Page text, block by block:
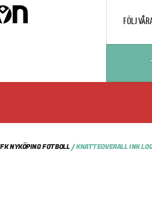
FÖLJ
NYKÖPING FOTBOLL/ KNATTEOVERALL INK